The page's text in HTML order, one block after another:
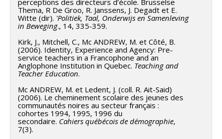
Thema, R De Groo, R. Janssens, J. Degadt et E.
Witte (dir). 'Politiek, Taal, Onderwijs en Samenleving
in Beweging., 14, 335-359.
Kirk, J., Mitchell, C., Mc ANDREW, M. et Côté, B.
(2006). Identity, Experience and Agency: Pre-
service teachers in a Francophone and an
Anglophone Institution in Quebec. Teaching and
Teacher Education.
Mc ANDREW, M. et Ledent, J. (coll. R. Ait-Said)
(2006). Le cheminement scolaire des jeunes des
communautés noires au secteur français :
cohortes 1994, 1995, 1996 du
secondaire. Cahiers québécois de démographie,
7(3).